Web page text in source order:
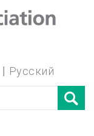
Русский